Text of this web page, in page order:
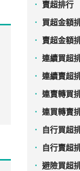
賣超排行
買超金額
賣超金額
連續買超
連續賣超
連賣轉買
連買轉賣
自行買超
自行賣超
避險買超